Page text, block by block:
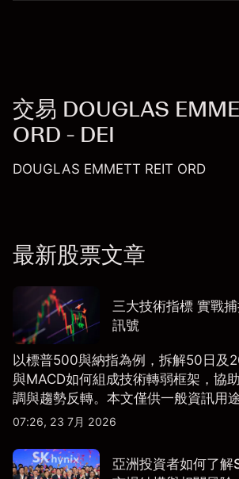
交易 DOUGLAS
ORD - DEI
DOUGLAS EMMETT REIT ORD
最新股票文章
三大技術指標 實戰
訊號
以標普500與納指為例，拆解50日及
與MACD如何組成技術轉弱框架，協
調與趨勢反轉。本文僅供一般資訊用
究、投資建議或任何交易推薦。
07:26, 23 7月 2026
亞洲投資者如何了解